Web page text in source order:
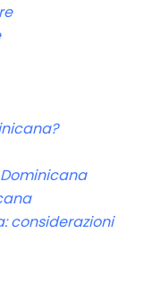
considerazioni